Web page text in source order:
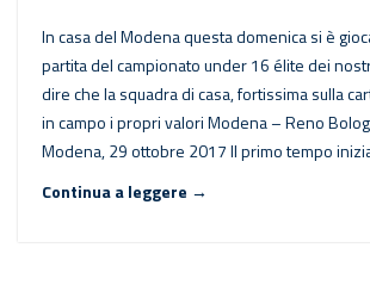
In casa del Modena questa domenica si è
partita del campionato under 16 élite dei
dire che la squadra di casa, fortissima sulla
in campo i propri valori Modena – Reno
Modena, 29 ottobre 2017 Il primo tempo
Continua a leggere →